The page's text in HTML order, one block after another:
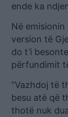
ende ka
Në emisionin
version të
do t’i
përfundimit
“Vazhdoj të
besu atë që
thotë nuk